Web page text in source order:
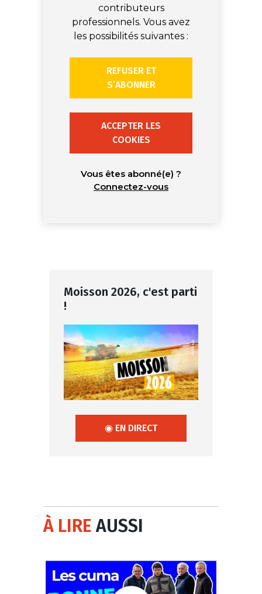
contributeurs
professionnels. Vous avez
les possibilités suivantes :
REFUSER ET
S’ABONNER
ACCEPTER LES
COOKIES
Vous êtes abonné(e) ?
Connectez-vous
Moisson 2026, c'est parti
!
◉ EN DIRECT
À LIREAUSSI